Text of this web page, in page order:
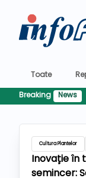
Toate
Breaking
News
Cultura Plantelor
Inovație în
semincer: